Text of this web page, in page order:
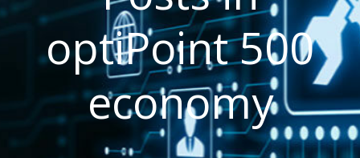
optiPoint 500
economy